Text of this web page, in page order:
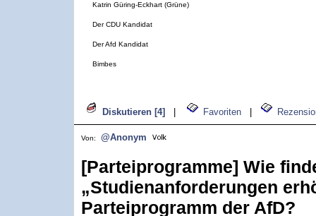
Katrin Güring-Eckhart (Grüne)
Der CDU Kandidat
Der Afd Kandidat
Bimbes
Diskutieren [4] Favoriten
Von: @Anonym
[Parteiprogramme] Wie
„Studienanforderungen
Parteiprogramm der AfD?